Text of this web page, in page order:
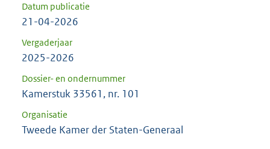
Datum publicatie
21-04-2026
Vergaderjaar
2025-2026
Dossier- en ondernummer
Kamerstuk 33561, nr. 101
Organisatie
Tweede Kamer der Staten-Generaal